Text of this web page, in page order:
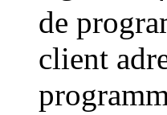
de
client